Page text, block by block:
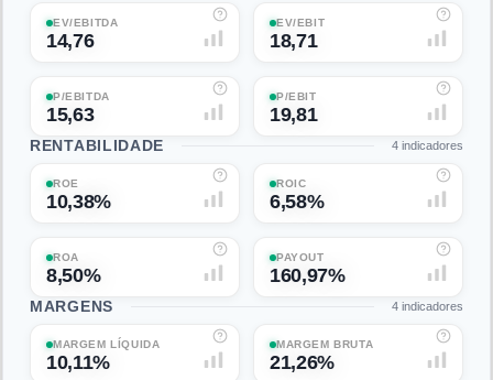
EV/EBITDA
14,76
EV/EBIT
18,71
P/EBITDA
15,63
P/EBIT
19,81
RENTABILIDADE 4 indicadores
ROE
10,38%
ROIC
6,58%
ROA
8,50%
PAYOUT
160,97%
MARGENS 4 indicadores
MARGEM LÍQUIDA
10,11%
MARGEM BRUTA
21,26%